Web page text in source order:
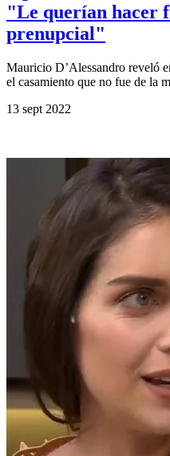
"Le querían hacer
prenupcial"
Mauricio D’Alessandro reveló
el casamiento que no fue de la
13 sept 2022